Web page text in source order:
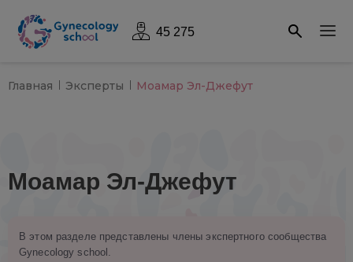
45 275
Главная Эксперты Моамар Эл-Джефут
Моамар Эл-Джефут
В этом разделе представлены члены экспертного сообщества
Gynecology school.